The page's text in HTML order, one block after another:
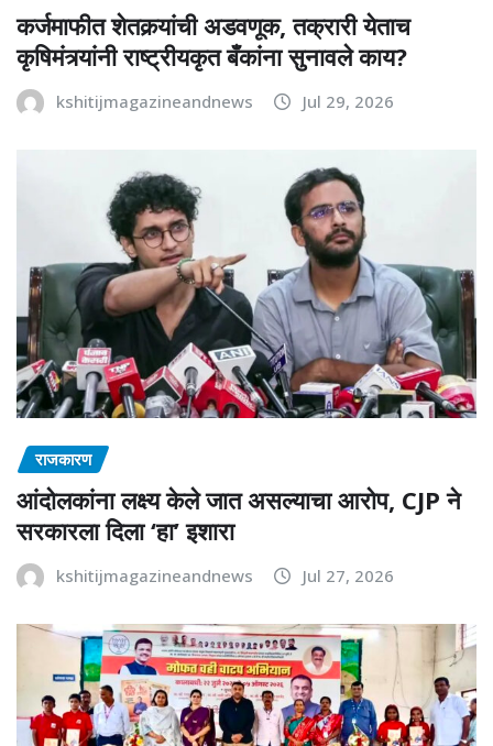
कर्जमाफीत शेतकर्‍यांची अडवणूक, तक्रारी येताच
कृषिमंत्र्यांनी राष्ट्रीयकृत बँकांना सुनावले काय?
kshitijmagazineandnews Jul 29, 2026
राजकारण
आंदोलकांना लक्ष्य केले जात असल्याचा आरोप, CJP ने
सरकारला दिला ‘हा’ इशारा
kshitijmagazineandnews Jul 27, 2026